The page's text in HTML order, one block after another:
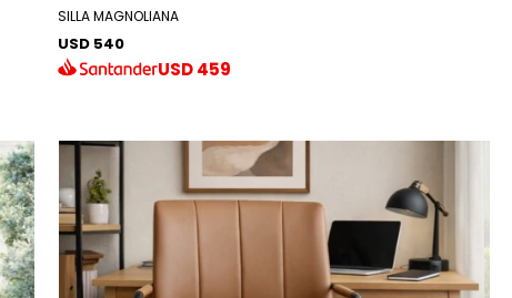
SILLA MAGNOLIANA
USD 540
USD459